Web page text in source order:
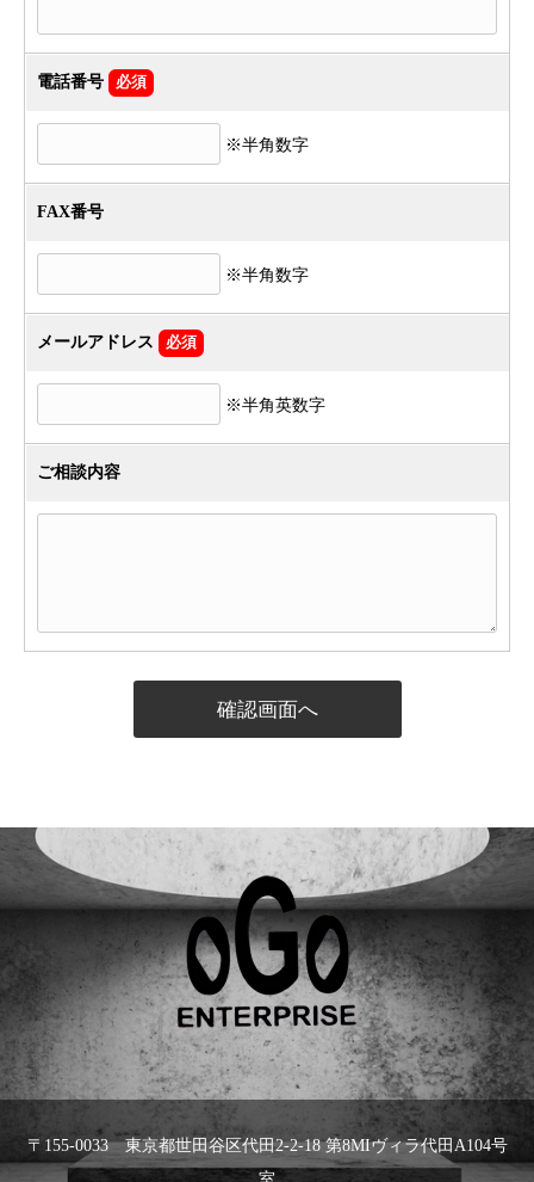
電話番号 必須
※半角数字
FAX番号
※半角数字
メールアドレス 必須
※半角英数字
ご相談内容
〒155-0033 東京都世田谷区代田2-2-18 第8MIヴィラ代田A104号